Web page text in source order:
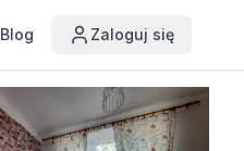
Blog Zaloguj się